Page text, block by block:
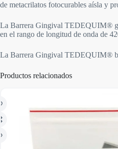
de metacrilatos fotocurables aísla y
La Barrera Gingival TEDEQUIM®
en el rango de longitud de onda de
La Barrera Gingival TEDEQUIM®
Productos relacionados